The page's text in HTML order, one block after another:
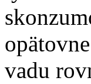
vadu